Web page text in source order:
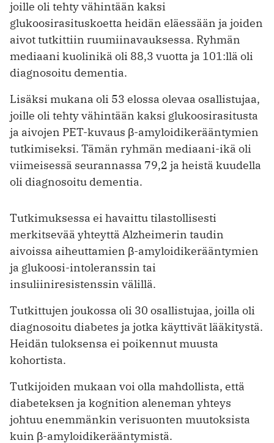
joille oli tehty vähintään kaksi
glukoosirasituskoetta heidän eläessään ja joiden
aivot tutkittiin ruumiinavauksessa. Ryhmän
mediaani kuolinikä oli 88,3 vuotta ja 101:llä oli
diagnosoitu dementia.
Lisäksi mukana oli 53 elossa olevaa osallistujaa,
joille oli tehty vähintään kaksi glukoosirasitusta
ja aivojen PET-kuvaus β-amyloidikerääntymien
tutkimiseksi. Tämän ryhmän mediaani-ikä oli
viimeisessä seurannassa 79,2 ja heistä kuudella
oli diagnosoitu dementia.
Tutkimuksessa ei havaittu tilastollisesti
merkitsevää yhteyttä Alzheimerin taudin
aivoissa aiheuttamien β-amyloidikerääntymien
ja glukoosi-intoleranssin tai
insuliiniresistenssin välillä.
Tutkittujen joukossa oli 30 osallistujaa, joilla oli
diagnosoitu diabetes ja jotka käyttivät lääkitystä.
Heidän tuloksensa ei poikennut muusta
kohortista.
Tutkijoiden mukaan voi olla mahdollista, että
diabeteksen ja kognition aleneman yhteys
johtuu enemmänkin verisuonten muutoksista
kuin β-amyloidikerääntymistä.